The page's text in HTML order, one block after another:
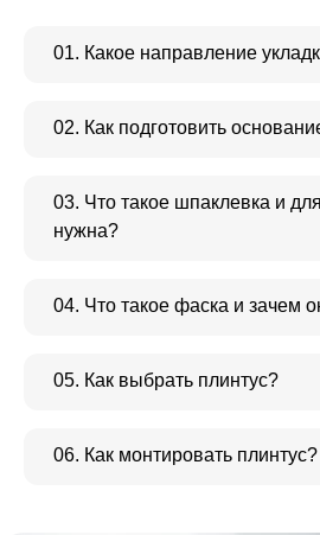
01. Какое направление
02. Как подготовить
03. Что такое шпаклевка и
нужна?
04. Что такое фаска и зачем
05. Как выбрать плинтус?
06. Как монтировать плинтус?